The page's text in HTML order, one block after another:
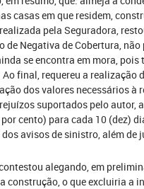
casas em que residem,
pela Seguradora,
de Negativa de Cobertura,
se encontra em mora,
final, requereu a realização
dos valores necessários à
suportados pelo autor,
cento) para cada 10 (dez)
avisos de sinistro, além de
alegando, em
construção, o que excluiria a